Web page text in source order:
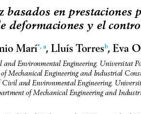
basados en
deformaciones y el
Marí*, a, Lluís Torresb, Eva
Environmental Engineering. Universitat
Mechanical Engineering and Industrial
Civil and Environmental Engineering.
of Mechanical Engineering and